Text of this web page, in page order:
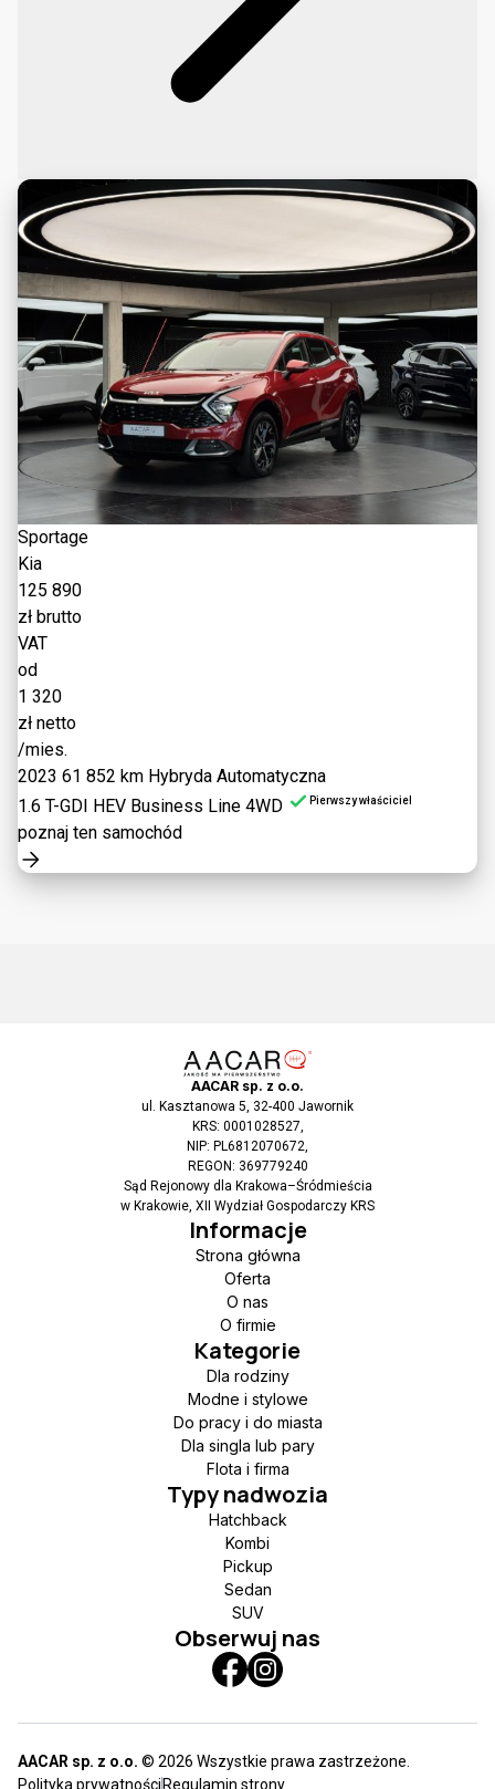
Sportage
Kia
125 890
zł brutto
VAT
od
1 320
zł netto
/mies.
2023 61 852 km Hybryda Automatyczna
1.6 T-GDI HEV Business Line 4WD
Pierwszy właściciel
poznaj ten samochód
AACAR sp. z o.o.
ul. Kasztanowa 5, 32-400 Jawornik
KRS: 0001028527,
NIP: PL6812070672,
REGON: 369779240
Sąd Rejonowy dla Krakowa–Śródmieścia
w Krakowie, XII Wydział Gospodarczy KRS
Informacje
Strona główna
Oferta
O nas
O firmie
Kategorie
Dla rodziny
Modne i stylowe
Do pracy i do miasta
Dla singla lub pary
Flota i firma
Typy nadwozia
Hatchback
Kombi
Pickup
Sedan
SUV
Obserwuj nas
AACAR sp. z o.o. © 2026 Wszystkie prawa zastrzeżone.
Polityka prywatności Regulamin strony